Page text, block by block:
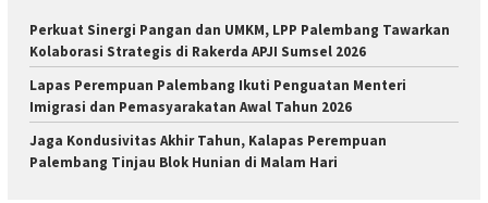
Perkuat Sinergi Pangan dan UMKM, LPP Palembang Tawarkan
Kolaborasi Strategis di Rakerda APJI Sumsel 2026
Lapas Perempuan Palembang Ikuti Penguatan Menteri
Imigrasi dan Pemasyarakatan Awal Tahun 2026
Jaga Kondusivitas Akhir Tahun, Kalapas Perempuan
Palembang Tinjau Blok Hunian di Malam Hari